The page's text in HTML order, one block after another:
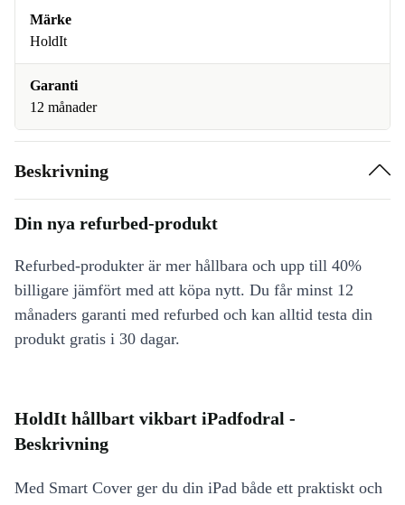
Märke
HoldIt
Garanti
12 månader
Beskrivning
Din nya refurbed-produkt
Refurbed-produkter är mer hållbara och upp till 40%
billigare jämfört med att köpa nytt. Du får minst 12
månaders garanti med refurbed och kan alltid testa din
produkt gratis i 30 dagar.
HoldIt hållbart vikbart iPadfodral -
Beskrivning
Med Smart Cover ger du din iPad både ett praktiskt och